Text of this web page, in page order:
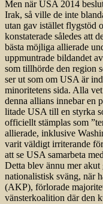
Men när USA 2014
Irak, så ville de inte
utan gav istället flygstöd
konstaterade således att
bästa möjliga allierade
uppmuntrade bildandet
som tillhörde den region
ser ut som om USA är
minoritetens sida. Alla
denna allians innebar en
litade USA till en styrka
officiellt stämplas som
allierade, inklusive
varit väldigt irriterande
att se USA samarbeta
Detta blev ännu mer
nationalistisk sväng, när
(AKP), förlorade
vänsterkoalition där den